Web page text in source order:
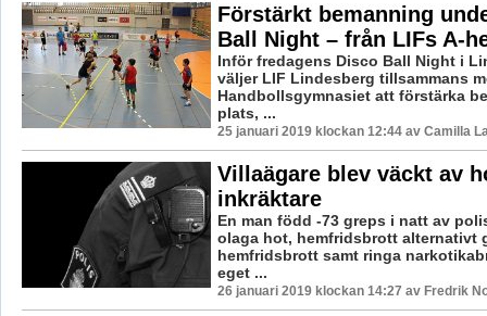
Förstärkt bemanning
Ball Night – från LIFs A-
Inför fredagens Disco Ball Night i
väljer LIF Lindesberg tillsammans
Handbollsgymnasiet att förstärka
plats, ...
25 januari 2019 klockan 12:44 av Camilla
Villaägare blev väckt av
inkräktare
En man född -73 greps i natt av
olaga hot, hemfridsbrott alternativt
hemfridsbrott samt ringa
eget ...
26 januari 2019 klockan 14:27 av Fredrik